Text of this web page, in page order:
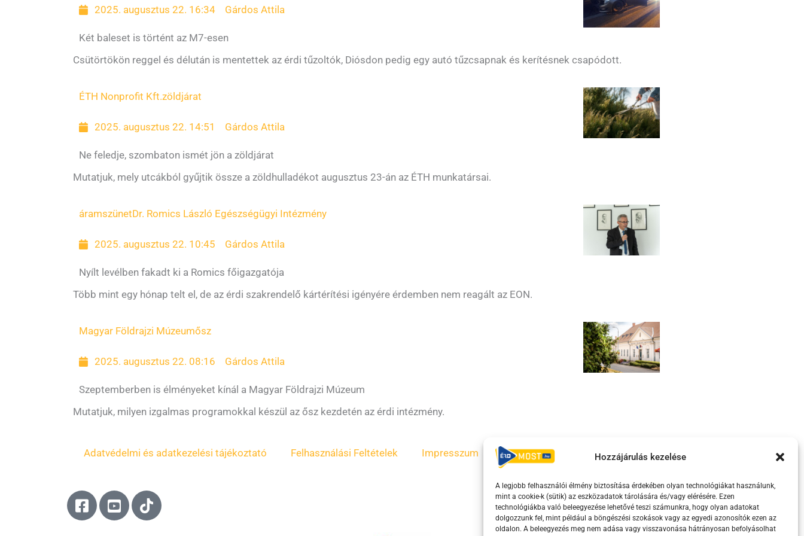
Hozzájárulás kezelése
A legjobb felhasználói élmény biztosítása érdekében olyan technológiákat használunk,
mint a cookie-k (sütik) az eszközadatok tárolására és/vagy elérésére. Ezen
technológiákba való beleegyezése lehetővé teszi számunkra, hogy olyan adatokat
dolgozzunk fel, mint például a böngészési szokások vagy az egyedi azonosítók ezen az
oldalon. A beleegyezés meg nem adása vagy visszavonása hátrányosan befolyásolhat
2025. augusztus 22. 16:34 Gárdos Attila
Két baleset is történt az M7-esen
Csütörtökön reggel és délután is mentettek az érdi tűzoltók, Diósdon pedig egy autó tűzcsapnak és kerítésnek csapódott.
ÉTH Nonprofit Kft.zöldjárat
2025. augusztus 22. 14:51 Gárdos Attila
Ne feledje, szombaton ismét jön a zöldjárat
Mutatjuk, mely utcákból gyűjtik össze a zöldhulladékot augusztus 23-án az ÉTH munkatársai.
áramszünetDr. Romics László Egészségügyi Intézmény
2025. augusztus 22. 10:45 Gárdos Attila
Nyílt levélben fakadt ki a Romics főigazgatója
Több mint egy hónap telt el, de az érdi szakrendelő kártérítési igényére érdemben nem reagált az EON.
Magyar Földrajzi Múzeumősz
2025. augusztus 22. 08:16 Gárdos Attila
Szeptemberben is élményeket kínál a Magyar Földrajzi Múzeum
Mutatjuk, milyen izgalmas programokkal készül az ősz kezdetén az érdi intézmény.
Adatvédelmi és adatkezelési tájékoztató Felhasználási Feltételek Impresszum ÁSZF Irányelvek Moderálási szabályzat
F
a
Y
o
T
i